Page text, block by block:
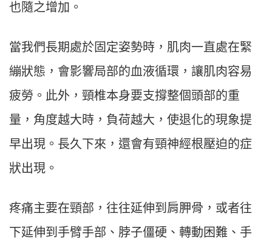
也隨之增加。
當我們長期處於固定姿勢時，肌肉一直處在緊
繃狀態，會影響局部的血液循環，讓肌肉容易
疲勞。此外，頸椎本身要支撐整個頭部的重
量，角度越大時，負荷越大，使退化的現象提
早出現。長久下來，還會有頸神經根壓迫的症
狀出現。
疼痛主要在頸部，往往延伸到肩胛骨，或者往
下延伸到手臂手部、脖子僵硬、轉動困難、手